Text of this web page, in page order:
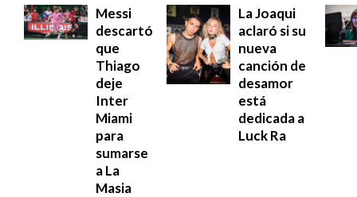
Messi
descartó
que
Thiago
deje
Inter
Miami
para
sumarse
a La
Masia
La Joaqui
aclaró si su
nueva
canción de
desamor
está
dedicada a
Luck Ra